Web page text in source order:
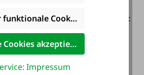
Telefonisch erreichbar:
Mo - Fr:
07:30 - 17.00 Uhr
Sa:
funktionale Cookies akzeptieren
Cookies akzeptieren
Impressum